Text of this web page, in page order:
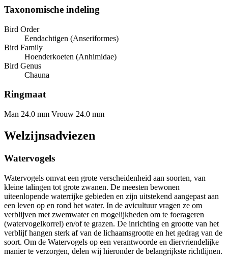
Taxonomische indeling
Bird Order
Eendachtigen (Anseriformes)
Bird Family
Hoenderkoeten (Anhimidae)
Bird Genus
Chauna
Ringmaat
Man 24.0 mm Vrouw 24.0 mm
Welzijnsadviezen
Watervogels
Watervogels omvat een grote verscheidenheid aan soorten, van
kleine talingen tot grote zwanen. De meesten bewonen
uiteenlopende waterrijke gebieden en zijn uitstekend aangepast aan
een leven op en rond het water. In de avicultuur vragen ze om
verblijven met zwemwater en mogelijkheden om te foerageren
(watervogelkorrel) en/of te grazen. De inrichting en grootte van het
verblijf hangen sterk af van de lichaamsgrootte en het gedrag van de
soort. Om de Watervogels op een verantwoorde en diervriendelijke
manier te verzorgen, delen wij hieronder de belangrijkste richtlijnen.